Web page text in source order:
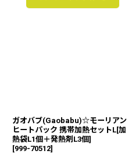
ガオバブ(Gaobabu)☆モーリアン
ヒートパック 携帯加熱セットL[加
熱袋L1個＋発熱剤L3個]
[999-70512]